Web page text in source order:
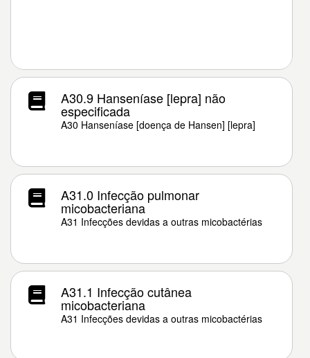
A30.9 Hanseníase [lepra] não
especificada
A30 Hanseníase [doença de Hansen] [lepra]
A31.0 Infecção pulmonar
micobacteriana
A31 Infecções devidas a outras micobactérias
A31.1 Infecção cutânea
micobacteriana
A31 Infecções devidas a outras micobactérias